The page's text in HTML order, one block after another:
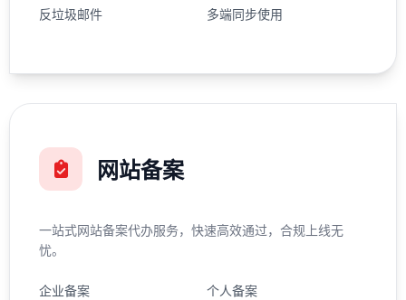
反垃圾邮件
多端同步使用
网站备案
一站式网站备案代办服务，快速高效通过，合规上线无
忧。
企业备案
个人备案